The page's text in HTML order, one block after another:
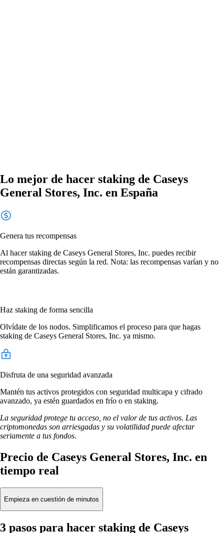
Lo mejor de hacer staking de Caseys
General Stores, Inc. en España
Genera tus recompensas
Al hacer staking de Caseys General Stores, Inc. puedes recibir
recompensas directas según la red. Nota: las recompensas varían y no
están garantizadas.
Haz staking de forma sencilla
Olvídate de los nodos. Simplificamos el proceso para que hagas
staking de Caseys General Stores, Inc. ya mismo.
Disfruta de una seguridad avanzada
Mantén tus activos protegidos con seguridad multicapa y cifrado
avanzado, ya estén guardados en frío o en staking.
La seguridad protege tu acceso, no el valor de tus activos. Las
criptomonedas son arriesgadas y su volatilidad puede afectar
seriamente a tus fondos.
Precio de Caseys General Stores, Inc. en
tiempo real
Empieza en cuestión de minutos
3 pasos para hacer staking de Caseys